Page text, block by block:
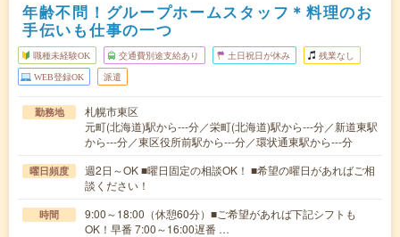
年齢不問！グループホームスタッフ＊料理のお
手伝いも仕事の一つ
職種未経験OK 交通費別途支給あり 土日祝日が休み 残業なし
WEB登録OK 派遣
勤務地
札幌市東区
元町(北海道)駅から---分／栄町(北海道)駅から---分／新道東駅
から---分／東区役所前駅から---分／環状通東駅から---分
曜日頻度
週2日～OK ■曜日固定の相談OK！ ■希望の曜日があればご相
談ください！
時間
9:00～18:00（休憩60分）■ご希望があれば下記シフトも
OK！早番 7:00～16:00遅番 …